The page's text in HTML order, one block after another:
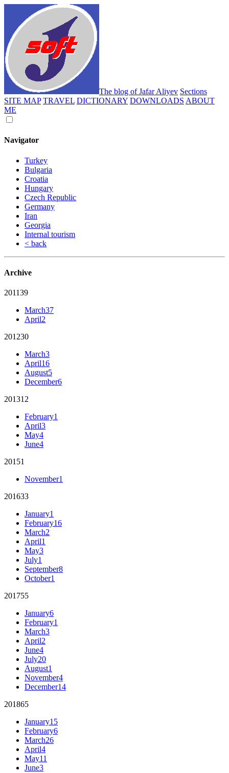
The blog of Jafar Aliyev Sections
SITE MAP TRAVEL DICTIONARY DOWNLOADS ABOUT
ME
Navigator
Turkey
Bulgaria
Croatia
Hungary
Czech Republic
Germany
Iran
Georgia
Internal tourism
< back
Archive
201139
March37
April2
201230
March3
April16
August5
December6
201312
February1
April3
May4
June4
20151
November1
201633
January1
February16
March2
April1
May3
July1
September8
October1
201755
January6
February1
March3
April2
June4
July20
August1
November4
December14
201865
January15
February6
March26
April4
May11
June3